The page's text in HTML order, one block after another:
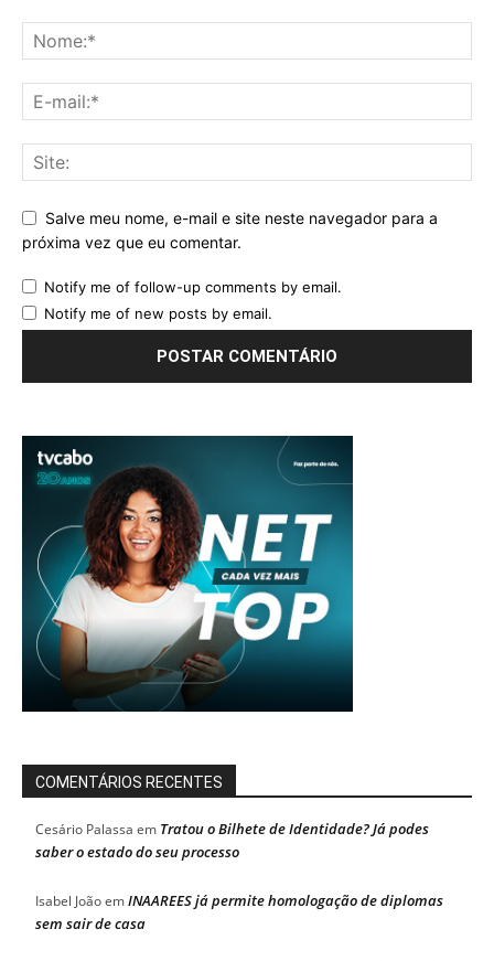
Salve meu nome, e-mail e site neste navegador para a
próxima vez que eu comentar.
Notify me of follow-up comments by email.
Notify me of new posts by email.
COMENTÁRIOS RECENTES
Cesário Palassa em Tratou o Bilhete de Identidade? Já podes
saber o estado do seu processo
Isabel JoãoemINAAREES já permite homologação de diplomas
sem sair de casa